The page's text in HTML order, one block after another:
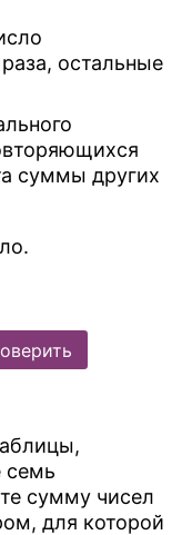
остальные
суммы других
семь
сумму чисел
для которой